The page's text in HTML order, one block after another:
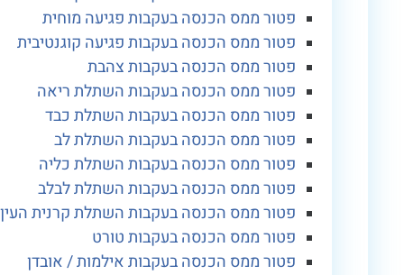
פטור ממס הכנסה בעקבות פגיעה מוחית
פטור ממס הכנסה בעקבות פגיעה קוגנטיבית
פטור ממס הכנסה בעקבות צהבת
פטור ממס הכנסה בעקבות השתלת ריאה
פטור ממס הכנסה בעקבות השתלת כבד
פטור ממס הכנסה בעקבות השתלת לב
פטור ממס הכנסה בעקבות השתלת כליה
פטור ממס הכנסה בעקבות השתלת לבלב
פטור ממס הכנסה בעקבות השתלת קרנית העין
פטור ממס הכנסה בעקבות טורט
פטור ממס הכנסה בעקבות אילמות / אובדן